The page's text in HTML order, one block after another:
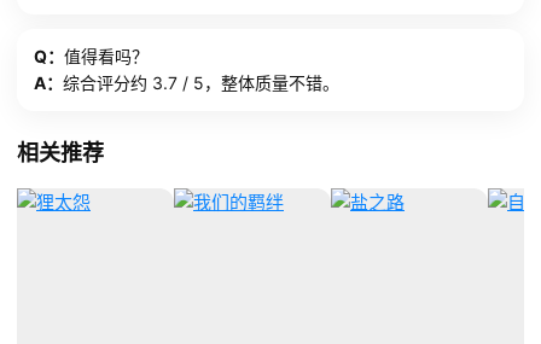
Q： 值得看吗？
A： 综合评分约 3.7 / 5，整体质量不错。
相关推荐